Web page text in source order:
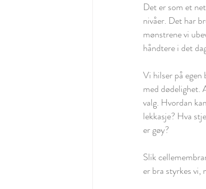
Det er som et
nivåer. Det har
mønstrene vi
håndtere i det
Vi hilser på egen
med dødelighet.
valg. Hvordan
lekkasje? Hva
er gøy?
Slik
er bra styrkes vi,